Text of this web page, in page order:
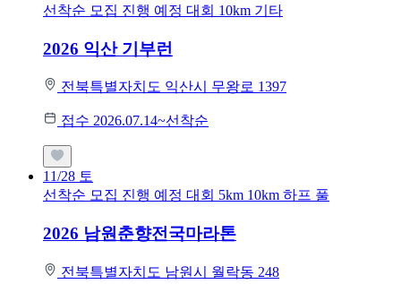
선착순 모집 진행 예정 대회 10km 기타
2026 익산 기부런
전북특별자치도 익산시 무왕로 1397
접수 2026.07.14~선착순
11/28 토
선착순 모집 진행 예정 대회 5km 10km 하프 풀
2026 남원춘향전국마라톤
전북특별자치도 남원시 월락동 248